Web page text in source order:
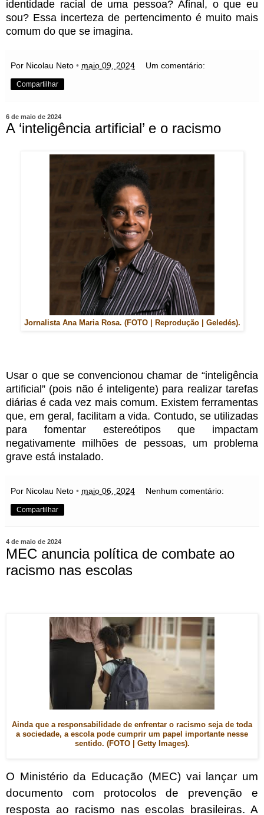
identidade racial de uma pessoa? Afinal, o que eu
sou? Essa incerteza de pertencimento é muito mais
comum do que se imagina.
Por Nicolau Neto • maio 09, 2024 Um comentário:
Compartilhar
6 de maio de 2024
A ‘inteligência artificial’ e o racismo
Jornalista Ana Maria Rosa. (FOTO | Reprodução | Geledés).
Usar o que se convencionou chamar de “inteligência
artificial” (pois não é inteligente) para realizar tarefas
diárias é cada vez mais comum. Existem ferramentas
que, em geral, facilitam a vida. Contudo, se utilizadas
para fomentar estereótipos que impactam
negativamente milhões de pessoas, um problema
grave está instalado.
Por Nicolau Neto • maio 06, 2024 Nenhum comentário:
Compartilhar
4 de maio de 2024
MEC anuncia política de combate ao
racismo nas escolas
Ainda que a responsabilidade de enfrentar o racismo seja de toda
a sociedade, a escola pode cumprir um papel importante nesse
sentido. (FOTO | Getty Images).
O Ministério da Educação (MEC) vai lançar um
documento com protocolos de prevenção e
resposta ao racismo nas escolas brasileiras. A